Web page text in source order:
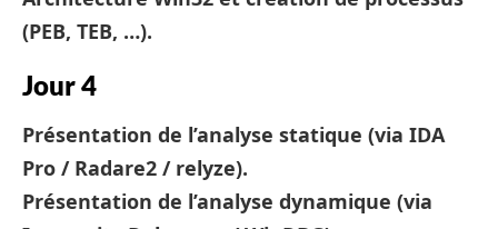
(PEB, TEB, …).
Jour 4
Présentation de l’analyse statique (via IDA
Pro / Radare2 / relyze).
Présentation de l’analyse dynamique (via